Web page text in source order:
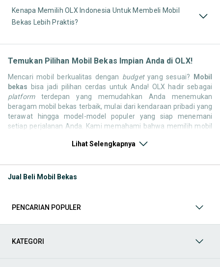
Kenapa Memilih OLX Indonesia Untuk Membeli Mobil
Bekas Lebih Praktis?
Temukan Pilihan Mobil Bekas Impian Anda di OLX!
Mencari mobil berkualitas dengan budgetyang sesuai? Mobil
bekas bisa jadi pilihan cerdas untuk Anda! OLX hadir sebagai
platformterdepan yang memudahkan Anda menemukan
beragam mobil bekas terbaik, mulai dari kendaraan pribadi yang
terawat hingga model-model populer yang siap menemani
setiap perjalanan Anda. Kami memahami bahwa memilih mobil
ribuan daftar dari penjual terpercaya di seluruh Indonesia.
dengan gaya hidup, kebutuhan, danbudgetAnda!
Memilih mobil bekas
berkelas, atau mobil kota yang irit dan lincah? Di OLX, Anda akan
mobil bekas Anda berjalan lancar, efisien, dan menyenangkan.
Lihat Selengkapnya
Jual Beli Mobil Bekas
PENCARIAN POPULER
KATEGORI